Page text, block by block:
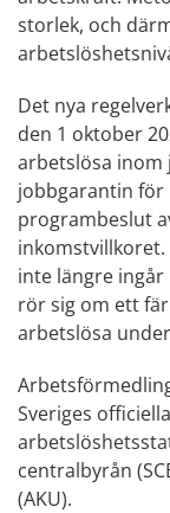
storlek, och
Det nya
den 1 oktober
arbetslösa inom
jobbgarantin för
programbeslut
inte längre
rör sig om ett
arbetslösa
Sveriges
centralbyrån
(AKU).